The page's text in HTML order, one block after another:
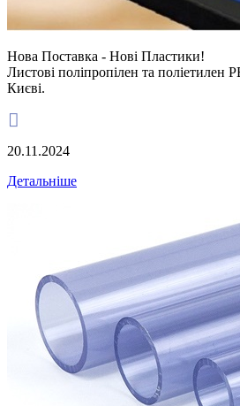
Нова Поставка - Нові Пластики!
Листові поліпропілен та поліетилен
Києві.

20.11.2024
Детальніше